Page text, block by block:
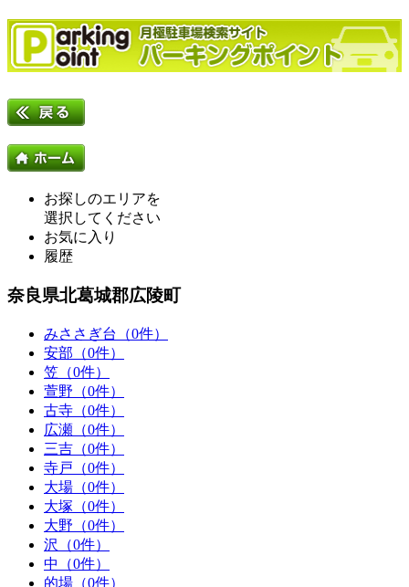
お探しのエリアを
選択してください
お気に入り
履歴
奈良県北葛城郡広陵町
みささぎ台（0件）
安部（0件）
笠（0件）
萱野（0件）
古寺（0件）
広瀬（0件）
三吉（0件）
寺戸（0件）
大場（0件）
大塚（0件）
大野（0件）
沢（0件）
中（0件）
的場（0件）